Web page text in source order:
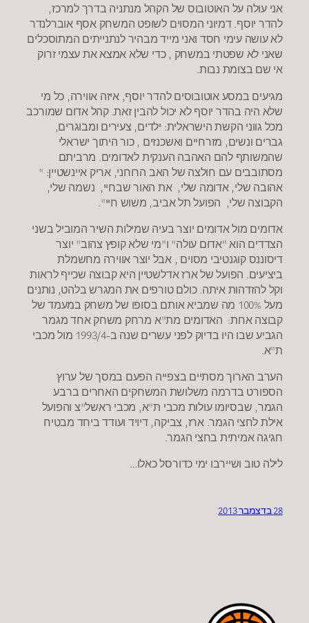
אני עולה על האוטובוס של הקהל מנתניה בדרך למרכז,
להדר יוסף. דמיוני המסוים לשופט המשחק אסף אוברלנדר
לא עושה עימי חסד ואני מייד מבהיר לנתנייתים המתוסכלים
שאני לא שפטתי במשחק , כדי שלא אמצא את עצמי זרוק
אי שם בצומת נבות.
מגיעים במסע אוטובוסים להדר יוסף, איזה אווירה, כל מי
שלא היה בהדר יוסף לא יכול להבין זאת. קהל אדום שמורכב
מכל גווני הקשת הישראלית: ילדים, צעירים ומבוגרים,
גברים ונשים, מזרחיים ואשכנזים , כור היתוך ישראלי
שהמשותף להם האהבה הענקית לאדומים. מרביתם
מסתובבים עם חולצה של האב הרוחני, אריק איינשטיין: "
אהובה שלי, אדומה שלי, את האור שבחיי, נשמה שלי,
הקבוצה שלי, הפועל תל אביב, משוש חיי".
אדומים מול אדומים יוצר בעיה שמילות השיר המוביל בשני
הצדדים הוא "אדום עולה" ו"מי שלא קופץ צהוב" יוצר
דיסוננס קוגנטיבי מסוים , אבל יוצר אווירה מחשמלת
ביציעים. הפועל של ארז אדלשטיין היא קבוצה שכייף לראות
וקל להזדהות איתה. כולם טורפים את המגרש בלהט, נותנים
מעל 100% מה שמביא אותם בסופו של משחק במעמד של
קבוצה אחת: האדומים מת"א מרחק משחק אחד מגמר
הגביע שבו היו בדיוק לפני עשרים שנה ב-1993/4 מול מכבי
ת"א.
הערב הארוך מסתיים בצפייה הפעם במסך של ערוץ
הספורט בדרמה משלושת המשחקים האחרים ברבע
הגמר, שבסיומו עולות מכבי ת"א, מכבי ראשל"צ והפועל
אילת לחצי הגמר. ארז, צביקה, דיויד ועודד ביחד מבטיח
חגיגה אמיתית בחצי הגמר.
לילה טוב ושיירבו ימי כדורסל כאלו…
28 בדצמבר 2013